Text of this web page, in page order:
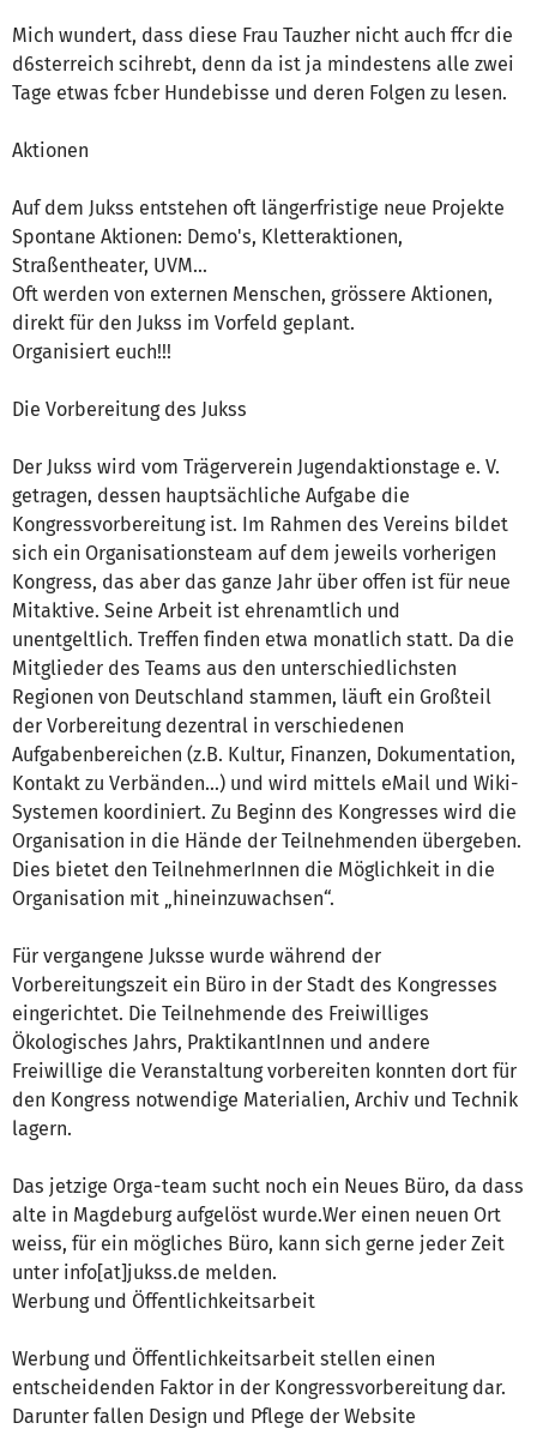
Mich wundert, dass diese Frau Tauzher nicht auch ffcr die
d6sterreich scihrebt, denn da ist ja mindestens alle zwei
Tage etwas fcber Hundebisse und deren Folgen zu lesen.
Aktionen
Auf dem Jukss entstehen oft längerfristige neue Projekte
Spontane Aktionen: Demo's, Kletteraktionen,
Straßentheater, UVM...
Oft werden von externen Menschen, grössere Aktionen,
direkt für den Jukss im Vorfeld geplant.
Organisiert euch!!!
Die Vorbereitung des Jukss
Der Jukss wird vom Trägerverein Jugendaktionstage e. V.
getragen, dessen hauptsächliche Aufgabe die
Kongressvorbereitung ist. Im Rahmen des Vereins bildet
sich ein Organisationsteam auf dem jeweils vorherigen
Kongress, das aber das ganze Jahr über offen ist für neue
Mitaktive. Seine Arbeit ist ehrenamtlich und
unentgeltlich. Treffen finden etwa monatlich statt. Da die
Mitglieder des Teams aus den unterschiedlichsten
Regionen von Deutschland stammen, läuft ein Großteil
der Vorbereitung dezentral in verschiedenen
Aufgabenbereichen (z.B. Kultur, Finanzen, Dokumentation,
Kontakt zu Verbänden...) und wird mittels eMail und Wiki-
Systemen koordiniert. Zu Beginn des Kongresses wird die
Organisation in die Hände der Teilnehmenden übergeben.
Dies bietet den TeilnehmerInnen die Möglichkeit in die
Organisation mit „hineinzuwachsen“.
Für vergangene Juksse wurde während der
Vorbereitungszeit ein Büro in der Stadt des Kongresses
eingerichtet. Die Teilnehmende des Freiwilliges
Ökologisches Jahrs, PraktikantInnen und andere
Freiwillige die Veranstaltung vorbereiten konnten dort für
den Kongress notwendige Materialien, Archiv und Technik
lagern.
Das jetzige Orga-team sucht noch ein Neues Büro, da dass
alte in Magdeburg aufgelöst wurde.Wer einen neuen Ort
weiss, für ein mögliches Büro, kann sich gerne jeder Zeit
unter info[at]jukss.de melden.
Werbung und Öffentlichkeitsarbeit
Werbung und Öffentlichkeitsarbeit stellen einen
entscheidenden Faktor in der Kongressvorbereitung dar.
Darunter fallen Design und Pflege der Website